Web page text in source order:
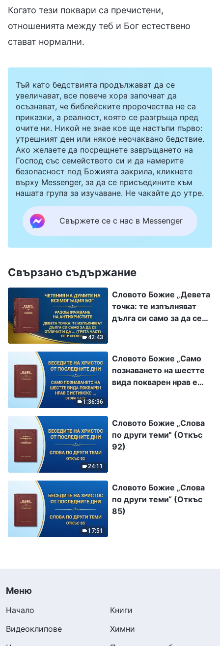
Когато тези поквари са пречистени,
отношенията между теб и Бог естествено
стават нормални.
Тъй като бедствията продължават да се
увеличават, все повече хора започват да
осъзнават, че библейските пророчества не са
приказки, а реалност, която се разгръща пред
очите ни. Никой не знае кое ще настъпи първо:
утрешният ден или някое неочаквано бедствие.
Ако желаете да посрещнете завръщането на
Господ със семейството си и да намерите
безопасност под Божията закрила, кликнете
върху Messenger, за да се присъедините към
нашата група за изучаване. Не чакайте до утре.
Свържете се с нас в Messenger
Свързано съдържание
42:43
Словото Божие „Девета
точка: те изпълняват
дълга си само за да се
интереси и амбиции;
никога не се
съобразяват с
интересите на Божия
разменят за лична слава
(трета част)“ Пети
сегмент
1:36:36
Словото Божие „Само
познаването на шестте
вида покварен нрав е
24:11
Словото Божие „Слова
по други теми“ (Откъс
92)
17:51
Словото Божие „Слова
по други теми“ (Откъс
85)
Меню
Начало
Книги
Видеоклипове
Химни